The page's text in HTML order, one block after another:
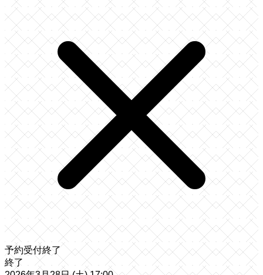
予約受付終了
終了